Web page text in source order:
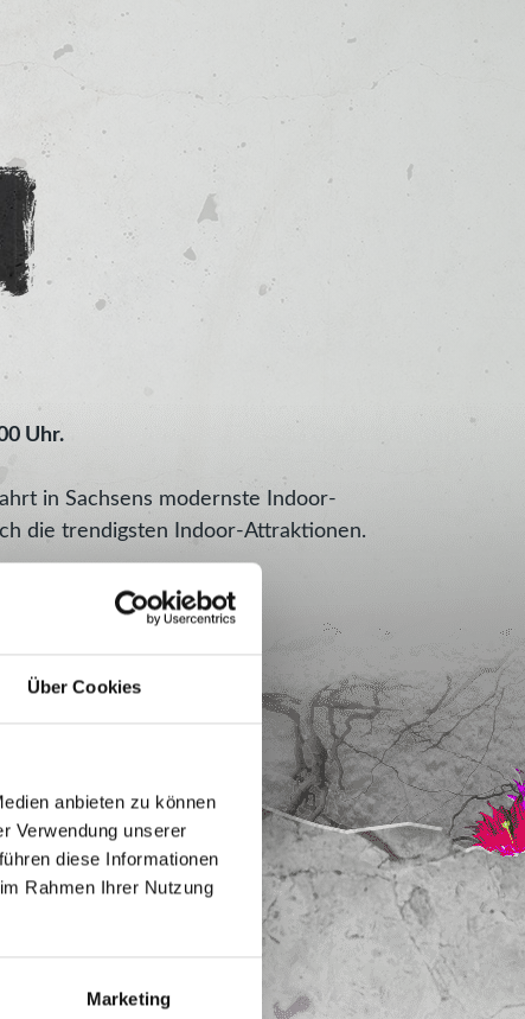
Über Cookies
anbieten zu können
Verwendung unserer
diese Informationen
Rahmen Ihrer Nutzung
Marketing
Uhr.
in Sachsens modernste Indoor-
die trendigsten Indoor-Attraktionen.